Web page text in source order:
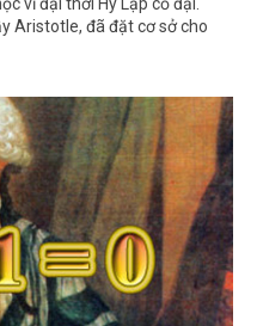
vĩ đại thời Hy Lạp cổ đại.
Aristotle, đã đặt cơ sở cho